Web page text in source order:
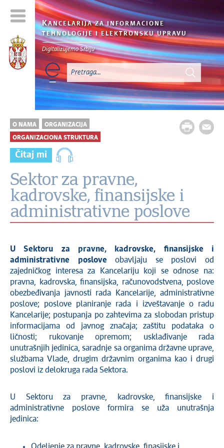
KANCELARIJA ZA INFORMACIONE
TEHNOLOGIJE I ELEKTRONSKU UPRAVU
Digitalizujemo Srbiju
O NAMA ORGANIZACIJA
ORGANIZACIONA STRUKTURA
Čitaj mi
Sektor za pravne,
kadrovske, finansijske i
administrativne poslove
U
Sektoru za pravne, kadrovske, finansijske i
administrativne poslove obavljaju se poslovi od
zajedničkog interesa za Kancelariju koji se odnose na:
pravna, kadrovska, finansijska, računovodstvena, poslove
obezbeđivanja javnosti rada Kancelarije, administrativne
poslove; poslove planiranje rada i izveštavanje o radu
Kancelarije; postupanja po zahtevima za slobodan pristup
informacijama od javnog značaja; zaštitu podataka o
ličnosti; rukovanje opremom; usklađivanje rada
unutrašnjih jedinica, saradnje sa organima državne uprave,
službama Vlade, drugim državnim organima kao i drugi
poslovi iz delokruga rada Sektora.
U Sektoru za pravne, kadrovske, finansijske i
administrativne poslove formira se uža unutrašnja
jedinica: